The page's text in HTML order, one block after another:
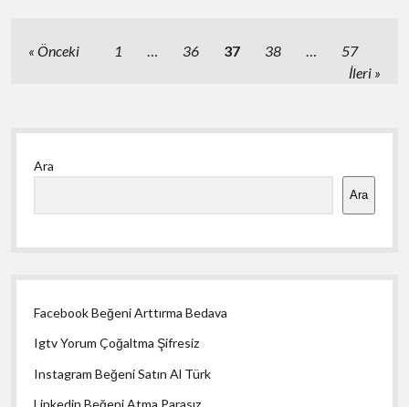
Yazı
Önceki 1 36 37 38
57
İleri
Yan
Menü
Ara
Ara
Facebook Beğeni Arttırma Bedava
Igtv Yorum Çoğaltma Şifresiz
Instagram Beğeni Satın Al Türk